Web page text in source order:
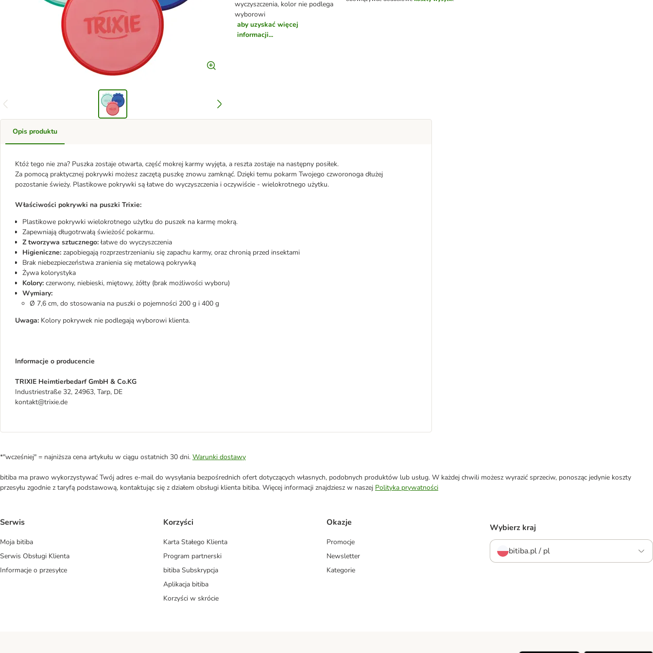
wyczyszczenia, kolor nie podlega
wyborowi
aby uzyskać więcej
informacji...
Opis produktu
Któż tego nie zna? Puszka zostaje otwarta, część mokrej karmy wyjęta, a reszta zostaje na następny posiłek.
Za pomocą praktycznej pokrywki możesz zaczętą puszkę znowu zamknąć. Dzięki temu pokarm Twojego czworonoga dłużej
pozostanie świeży. Plastikowe pokrywki są łatwe do wyczyszczenia i oczywiście - wielokrotnego użytku.
Właściwości pokrywki na puszki Trixie:
Plastikowe pokrywki wielokrotnego użytku do puszek na karmę mokrą.
Zapewniają długotrwałą świeżość pokarmu.
Z tworzywa sztucznego: łatwe do wyczyszczenia
Higieniczne: zapobiegają rozprzestrzenianiu się zapachu karmy, oraz chronią przed insektami
Brak niebezpieczeństwa zranienia się metalową pokrywką
Żywa kolorystyka
Kolory: czerwony, niebieski, miętowy, żółty (brak możliwości wyboru)
Wymiary:
Ø 7,6 cm, do stosowania na puszki o pojemności 200 g i 400 g
Uwaga: Kolory pokrywek nie podlegają wyborowi klienta.
Informacje o producencie
TRIXIE Heimtierbedarf GmbH & Co.KG
Industriestraße 32, 24963, Tarp, DE
kontakt@trixie.de
*"wcześniej" = najniższa cena artykułu w ciągu ostatnich 30 dni. Warunki dostawy
bitiba ma prawo wykorzystywać Twój adres e-mail do wysyłania bezpośrednich ofert dotyczących własnych, podobnych produktów lub usług. W każdej chwili możesz wyrazić sprzeciw, ponosząc jedynie koszty
przesyłu zgodnie z taryfą podstawową, kontaktując się z działem obsługi klienta bitiba. Więcej informacji znajdziesz w naszej Polityka prywatności
Serwis
Moja bitiba
Serwis Obsługi Klienta
Informacje o przesyłce
Korzyści
Karta Stałego Klienta
Program partnerski
bitiba Subskrypcja
Aplikacja bitiba
Korzyści w skrócie
Okazje
Promocje
Newsletter
Kategorie
Wybierz kraj
bitiba.pl / pl